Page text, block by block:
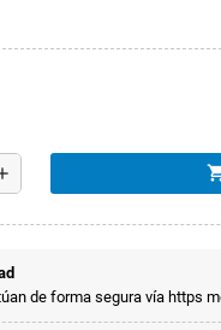
de forma segura vía https